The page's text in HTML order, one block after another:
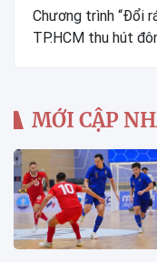
Chương trình “Đổi
TP.HCM thu hút
MỚI CẬP